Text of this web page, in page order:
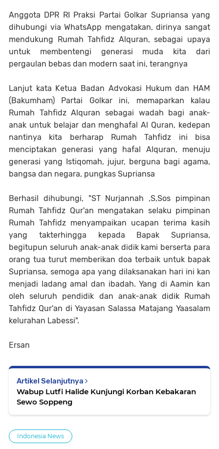
Anggota DPR RI Praksi Partai Golkar Supriansa yang
dihubungi via WhatsApp mengatakan, dirinya sangat
mendukung Rumah Tahfidz Alquran, sebagai upaya
untuk membentengi generasi muda kita dari
pergaulan bebas dan modern saat ini, terangnya
Lanjut kata Ketua Badan Advokasi Hukum dan HAM
(Bakumham) Partai Golkar ini, memaparkan kalau
Rumah Tahfidz Alquran sebagai wadah bagi anak-
anak untuk belajar dan menghafal Al Quran, kedepan
nantinya kita berharap Rumah Tahfidz ini bisa
menciptakan generasi yang hafal Alquran, menuju
generasi yang Istiqomah, jujur, berguna bagi agama,
bangsa dan negara, pungkas Supriansa
Berhasil dihubungi, "ST Nurjannah ,S,Sos pimpinan
Rumah Tahfidz Qur'an mengatakan selaku pimpinan
Rumah Tahfidz menyampaikan ucapan terima kasih
yang takterhingga kepada Bapak Supriansa,
begitupun seluruh anak-anak didik kami berserta para
orang tua turut memberikan doa terbaik untuk bapak
Supriansa, semoga apa yang dilaksanakan hari ini kan
menjadi ladang amal dan ibadah. Yang di Aamin kan
oleh seluruh pendidik dan anak-anak didik Rumah
Tahfidz Qur'an di Yayasan Salassa Matajang Yaasalam
kelurahan Labessi".
Ersan
Artikel Selanjutnya
Wabup Lutfi Halide Kunjungi Korban Kebakaran
Sewo Soppeng
Indonesia News